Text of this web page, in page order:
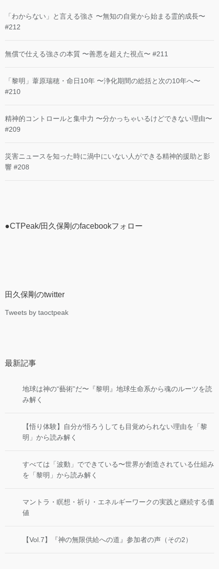
「わからない」と言える強さ 〜無知の自覚から始まる霊的成長〜
#212
無償で仕える強さの本質 〜善悪を超えた視点〜 #211
「黎明」葦原瑞穂・命日10年 〜浄化期間の総括と次の10年へ〜
#210
精神的コントロールと集中力 〜分かっちゃいるけどできない理由〜
#209
災害ニュースを知った時に渦中にいない人ができる精神的援助と影
響 #208
●CTPeak/田久保剛のfacebookフォロー
田久保剛のtwitter
Tweets by taoctpeak
最新記事
地球は神の“藝術”だ〜『黎明』地球生命系から魂のルーツを読
み解く
【悟り体験】自分が悟ろうしても目覚められない理由を「黎
明」から読み解く
すべては「波動」でできている〜世界が創造されている仕組み
を「黎明」から読み解く
マントラ・瞑想・祈り・エネルギーワークの実践と継続する価
値
【Vol.7】『神の無限供給への道』参加者の声（その2）